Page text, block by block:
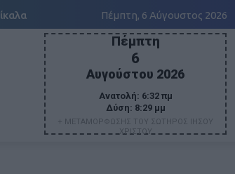
Πέμπτη, 6 Αύγουστος 2026
Πέμπτη
6
Αυγούστου 2026
Ανατολή: 6:32 πμ
Δύση: 8:29 μμ
+ ΜΕΤΑΜΟΡΦΩΣΗΣ ΤΟΥ ΣΩΤΗΡΟΣ ΙΗΣΟΥ
ΧΡΙΣΤΟΥ